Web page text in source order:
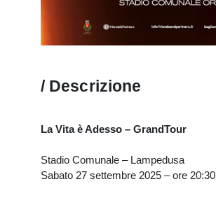
/ Descrizione
La Vita è Adesso – GrandTour
Stadio Comunale – Lampedusa
Sabato 27 settembre 2025 – ore 20:30